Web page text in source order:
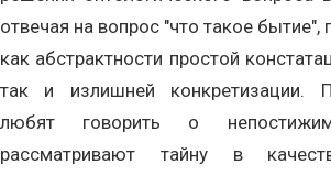
отвечая на вопрос "что такое бытие",
как абстрактности простой
так и излишней конкретизации.
любят говорить о
рассматривают тайну в